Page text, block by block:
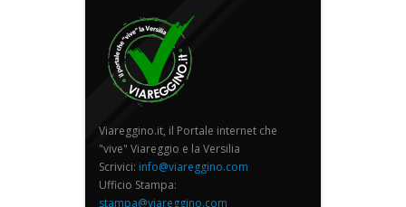
Viareggino.it, il Portale internet che
"vive" Viareggio e la Versilia
Scrivici: info@viareggino.com
Ufficio Stampa:
stampa@viareggino.com